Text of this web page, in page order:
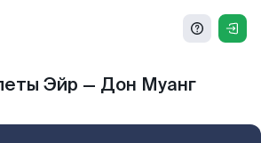
Эйр — Дон Муанг